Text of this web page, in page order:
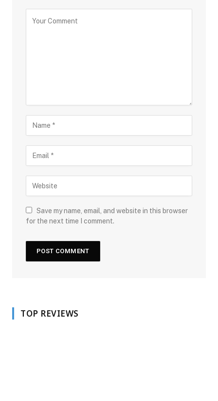
Save my name, email, and website in this browser
for the next time I comment.
TOP REVIEWS